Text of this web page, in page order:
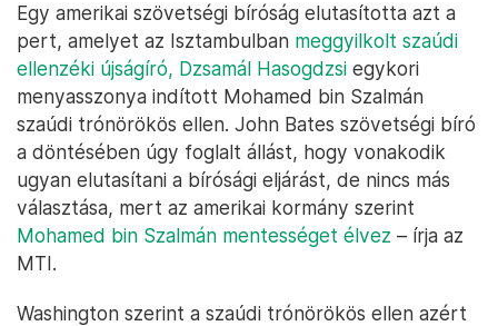
Egy amerikai szövetségi bíróság elutasította azt a
pert, amelyet az Isztambulban meggyilkolt szaúdi
ellenzéki újságíró, Dzsamál Hasogdzsi egykori
menyasszonya indított Mohamed bin Szalmán
szaúdi trónörökös ellen. John Bates szövetségi bíró
a döntésében úgy foglalt állást, hogy vonakodik
ugyan elutasítani a bírósági eljárást, de nincs más
választása, mert az amerikai kormány szerint
Mohamed bin Szalmán mentességet élvez – írja az
MTI.
Washington szerint a szaúdi trónörökös ellen azért